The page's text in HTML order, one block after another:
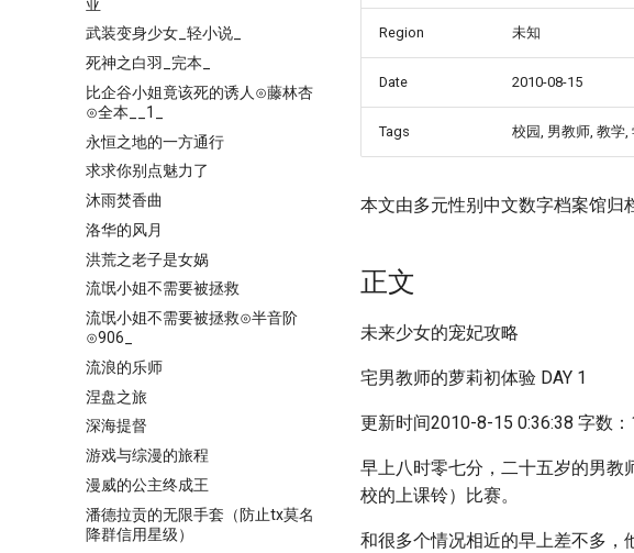
亚
武装变身少女_轻小说_
死神之白羽_完本_
比企谷小姐竟该死的诱人⊙藤林杏
⊙全本__1_
永恒之地的一方通行
求求你别点魅力了
沐雨焚香曲
洛华的风月
洪荒之老子是女娲
流氓小姐不需要被拯救
流氓小姐不需要被拯救⊙半音阶
⊙906_
流浪的乐师
涅盘之旅
深海提督
游戏与综漫的旅程
漫威的公主终成王
潘德拉贡的无限手套（防止tx莫名
降群信用星级）
Region 未知
Date 2010-08-15
Tags 校园, 男教师, 教学,
本文由多元性别中文数字档案馆归
正文
未来少女的宠妃攻略
宅男教师的萝莉初体验 DAY 1
更新时间2010-8-15 0:36:38 字数
早上八时零七分，二十五岁的男教
校的上课铃）比赛。
和很多个情况相近的早上差不多，